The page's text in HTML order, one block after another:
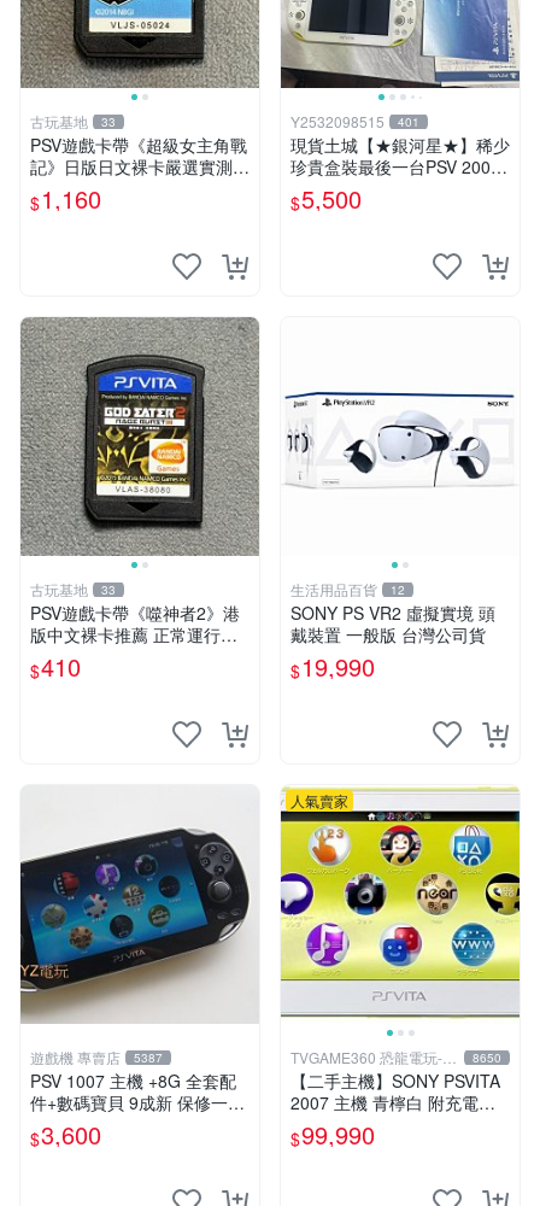
古玩基地 33
PSV遊戲卡帶《超級女主角戰
記》日版日文裸卡嚴選實測正
常索尼專用 超級女主角戰記
PSV 日版 裸卡
$1,160
Y2532098515 401
現貨土城【★銀河星★】稀少
珍貴盒裝最後一台PSV 2000
主機.PSV2000 品質保證日版
可轉換中文
$5,500
古玩基地 33
PSV遊戲卡帶《噬神者2》港
版中文裸卡推薦 正常運行適
用PSV機嚴選商品 可收藏 港
版 PSV 卡帶 噴射型 獎杯機
$410
生活用品百貨 12
SONY PS VR2 虛擬實境 頭
戴裝置 一般版 台灣公司貨
$19,990
遊戲機 專賣店 5387
PSV 1007 主機 +8G 全套配
件+數碼寶貝 9成新 保修一年
品質有保障 psvita
$3,600
人氣賣家
TVGAME360 恐龍電玩-台
中店
8650
【二手主機】SONY PSVITA
2007 主機 青檸白 附充電器
USB傳輸線 PS VITA PSV 台
中恐龍電玩
$99,990